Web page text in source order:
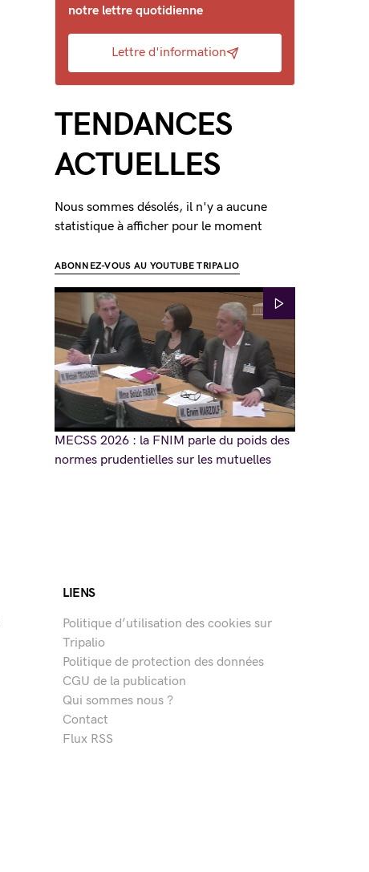
notre lettre quotidienne
Lettre d'information
TENDANCES
ACTUELLES
Nous sommes désolés, il n'y a aucune
statistique à afficher pour le moment
ABONNEZ-VOUS AU YOUTUBE TRIPALIO
MECSS 2026 : la FNIM parle du poids des
normes prudentielles sur les mutuelles
LIENS
Politique d’utilisation des cookies sur
Tripalio
Politique de protection des données
CGU de la publication
Qui sommes nous ?
Contact
Flux RSS